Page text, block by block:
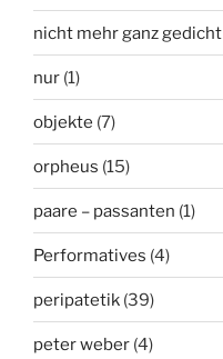
nicht mehr ganz gedicht
nur (1)
objekte (7)
orpheus (15)
paare – passanten (1)
Performatives (4)
peripatetik (39)
peter weber (4)